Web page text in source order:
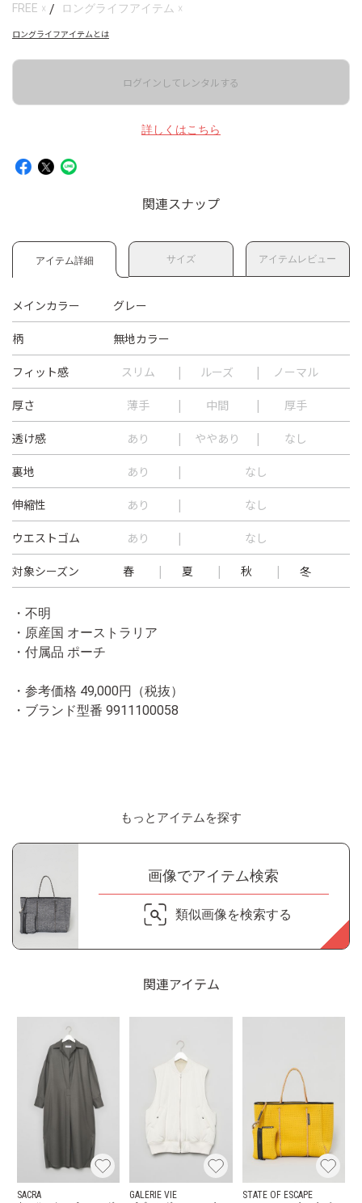
FREE ☓ / ロングライフアイテム ☓
ロングライフアイテムとは
ログインしてレンタルする
詳しくはこちら
関連スナップ
アイテム詳細 サイズ アイテムレビュー
メインカラー グレー
柄 無地カラー
フィット感 スリム ルーズ ノーマル
厚さ 薄手 中間 厚手
透け感 あり ややあり なし
裏地 あり なし
伸縮性 あり なし
ウエストゴム あり なし
対象シーズン 春 夏 秋 冬
・不明
・原産国 オーストラリア
・付属品 ポーチ
・参考価格 49,000円（税抜）
・ブランド型番 9911100058
もっとアイテムを探す
画像でアイテム検索
類似画像を検索する
関連アイテム
SACRA GALERIE VIE STATE OF ESCAPE